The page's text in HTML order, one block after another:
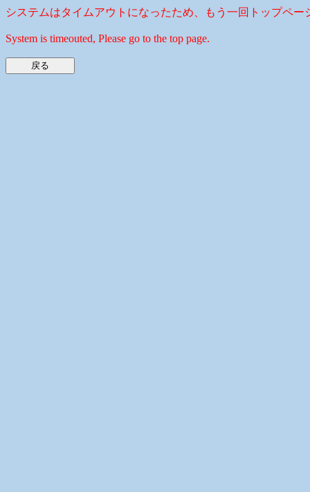
システムはタイムアウトになったため、もう一回トップペー
System is timeouted, Please go to the top page.